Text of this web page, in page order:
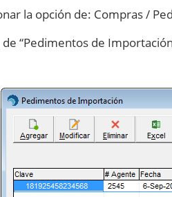
la opción de: Compras /
“Pedimentos de